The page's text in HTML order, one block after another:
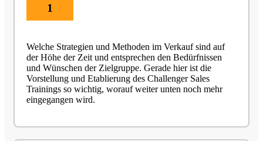
1
Welche Strategien und Methoden im Verkauf sind auf
der Höhe der Zeit und entsprechen den Bedürfnissen
und Wünschen der Zielgruppe. Gerade hier ist die
Vorstellung und Etablierung des Challenger Sales
Trainings so wichtig, worauf weiter unten noch mehr
eingegangen wird.